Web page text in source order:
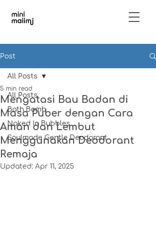
Post
All Posts
Bath Bomb
Naked In Bubbles
Soulmade Gentle Deodorant
All Posts
Mengatasi Bau Badan di
Masa Puber dengan Cara
Aman dan Lembut
Menggunakan Deodorant
Remaja
5 min read
Updated: Apr 11, 2025